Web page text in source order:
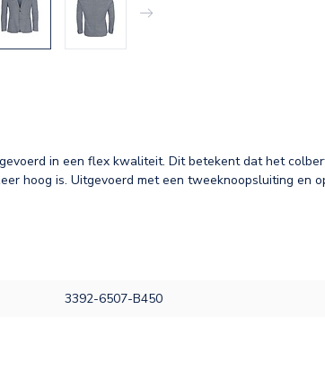
in een flex kwaliteit. Dit betekent dat het
hoog is. Uitgevoerd met een tweeknoopsluiting en
3392-6507-B450